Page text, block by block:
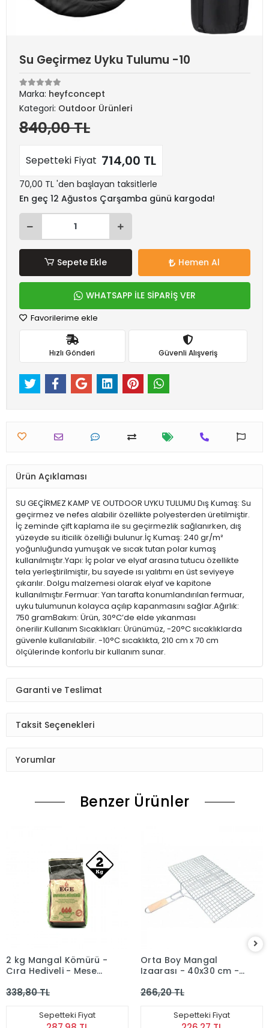
Su Geçirmez Uyku Tulumu -10
Marka: heyfconcept
Kategori: Outdoor Ürünleri
840,00 TL
Sepetteki Fiyat 714,00 TL
70,00 TL 'den başlayan taksitlerle
En geç 12 Ağustos Çarşamba günü kargoda!
Sepete Ekle Hemen Al
WHATSAPP İLE SİPARİŞ VER
Favorilerime ekle
Hızlı Gönderi Güvenli Alışveriş
Ürün Açıklaması
SU GEÇİRMEZ KAMP VE OUTDOOR UYKU TULUMU Dış Kumaş: Su
geçirmez ve nefes alabilir özellikte polyesterden üretilmiştir.
İç zeminde çift kaplama ile su geçirmezlik sağlanırken, dış
yüzeyde su iticilik özelliği bulunur.İç Kumaş: 240 gr/m²
yoğunluğunda yumuşak ve sıcak tutan polar kumaş
kullanılmıştır.Yapı: İç polar ve elyaf arasına tutucu özellikte
tela yerleştirilmiştir, bu sayede ısı yalıtımı en üst seviyeye
çıkarılır. Dolgu malzemesi olarak elyaf ve kapitone
kullanılmıştır.Fermuar: Yan tarafta konumlandırılan fermuar,
uyku tulumunun kolayca açılıp kapanmasını sağlar.Ağırlık:
750 gramBakım: Ürün, 30°C’de elde yıkanması
önerilir.Kullanım Sıcaklıkları: Ürünümüz, -20°C sıcaklıklarda
güvenle kullanılabilir. -10°C sıcaklıkta, 210 cm x 70 cm
ölçülerinde konforlu bir kullanım sunar.
Garanti ve Teslimat
Taksit Seçenekleri
Yorumlar
Benzer Ürünler
2 kg Mangal Kömürü -
Çıra Hediyeli - Meşe
338,80 TL
Sepetteki Fiyat
Orta Boy Mangal
Izgarası - 40x30 cm -
266,20 TL
Sepetteki Fiyat